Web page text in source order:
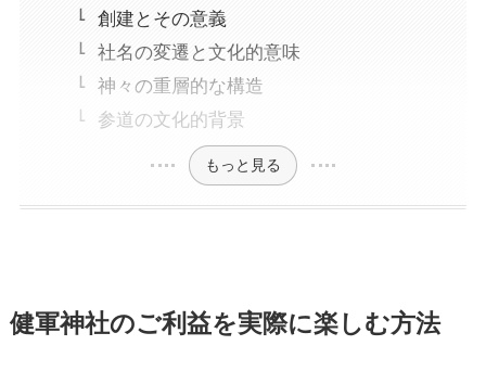
創建とその意義
社名の変遷と文化的意味
神々の重層的な構造
参道の文化的背景
もっと見る
健軍神社のご利益を実際に楽しむ方法